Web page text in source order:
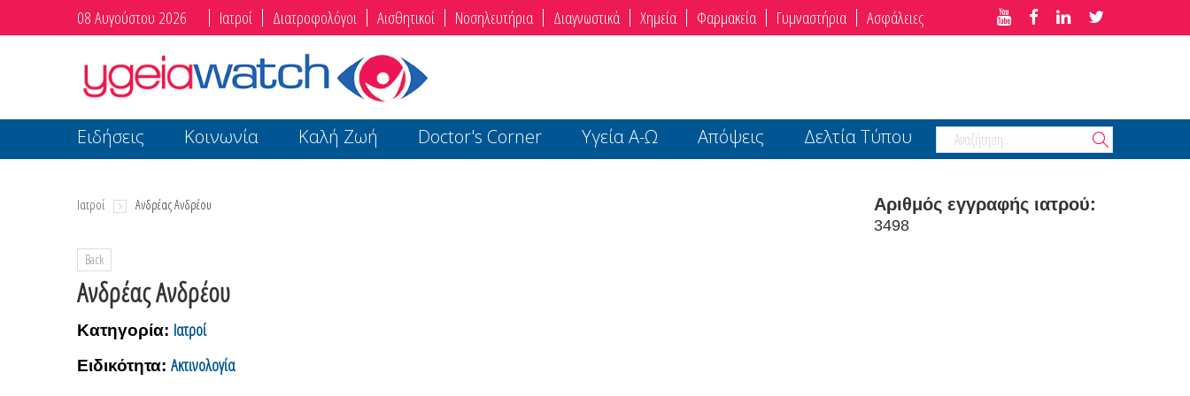
08 Αυγούστου 2026 Ιατροί Διατροφολόγοι Αισθητικοί Νοσηλευτήρια Διαγνωστικά Χημεία Φαρμακεία Γυμναστήρια Ασφάλειες
Ειδήσεις Κοινωνία Καλή Ζωή Doctor's Corner Υγεία Α-Ω Απόψεις Δελτία Τύπου
Ιατροί Ανδρέας Ανδρέου
Back
Ανδρέας Ανδρέου
Κατηγορία: Ιατροί
Ειδικότητα: Ακτινολογία
Αριθμός εγγραφής ιατρού:
3498